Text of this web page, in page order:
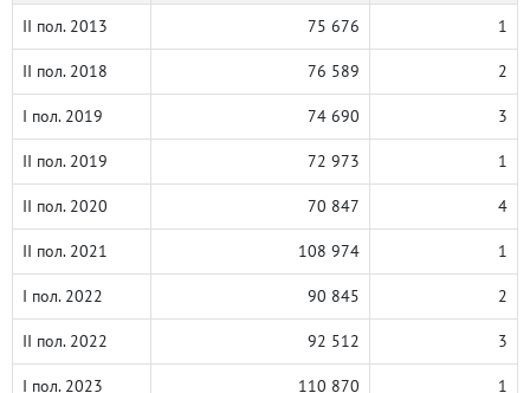
II пол. 2013 75 676 1
II пол. 2018 76 589 2
I пол. 2019 74 690 3
II пол. 2019 72 973 1
II пол. 2020 70 847 4
II пол. 2021 108 974 1
I пол. 2022 90 845 2
II пол. 2022 92 512 3
I пол. 2023 110 870 1